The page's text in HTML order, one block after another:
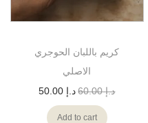
كريم باللبان الحوجري
الاصلي
د.إ60.00 د.إ
Add to cart